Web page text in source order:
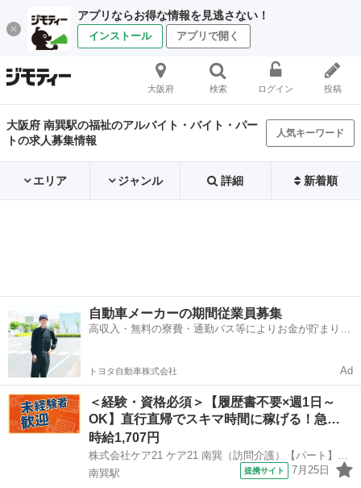
アプリならお得な情報を見逃さない！
インストール アプリで開く
大阪府 検索 ログイン 投稿
大阪府 南巽駅の福祉のアルバイト・バイト・パー
トの求人募集情報
人気キーワード
エリア ジャンル 詳細 新着順
自動車メーカーの期間従業員募集
高収入・無料の寮費・通勤バス等によりお金が貯まりや
トヨタ自動車株式会社 Ad
＜経験・資格必須＞【履歴書不要×週1日～
OK】直行直帰でスキマ時間に稼げる！急…
時給1,707円
南巽駅
提携サイト 7月25日